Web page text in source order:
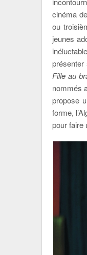
cinéma
ou
jeunes
Fille au
nommés
propose
forme,
pour faire